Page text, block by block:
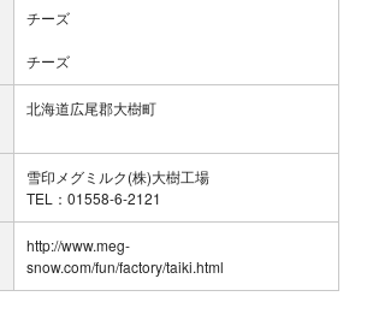
チーズ
チーズ
北海道広尾郡大樹町
雪印メグミルク(株)大樹工場
TEL：01558-6-2121
http://www.meg-
snow.com/fun/factory/taiki.html